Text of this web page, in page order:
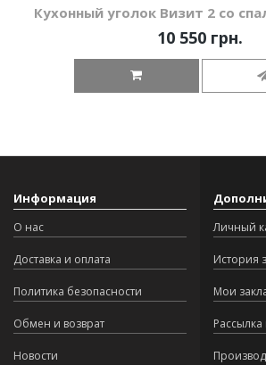
Кухонный уголок Визит 2 со
10 550 грн.
Информация
О нас
Доставка и оплата
Политика безопасности
Обмен и возврат
Новости
Личный
История
Мои